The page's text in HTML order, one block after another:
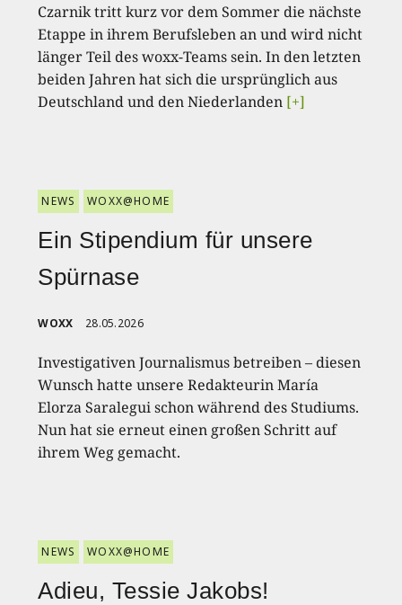
Czarnik tritt kurz vor dem Sommer die nächste
Etappe in ihrem Berufsleben an und wird nicht
länger Teil des woxx-Teams sein. In den letzten
beiden Jahren hat sich die ursprünglich aus
Deutschland und den Niederlanden [+]
NEWS WOXX@HOME
Ein Stipendium für unsere
Spürnase
WOXX 28.05.2026
Investigativen Journalismus betreiben – diesen
Wunsch hatte unsere Redakteurin María
Elorza Saralegui schon während des Studiums.
Nun hat sie erneut einen großen Schritt auf
ihrem Weg gemacht.
NEWS WOXX@HOME
Adieu, Tessie Jakobs!